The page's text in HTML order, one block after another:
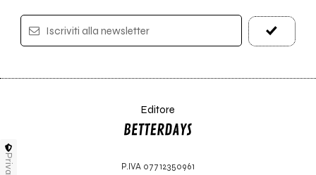
Iscriviti alla newsletter
Editore
P.IVA 07712350961